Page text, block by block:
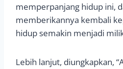
memperpanjang hidup ini,
memberikannya kembali
hidup semakin menjadi
Lebih lanjut, diungkapkan,